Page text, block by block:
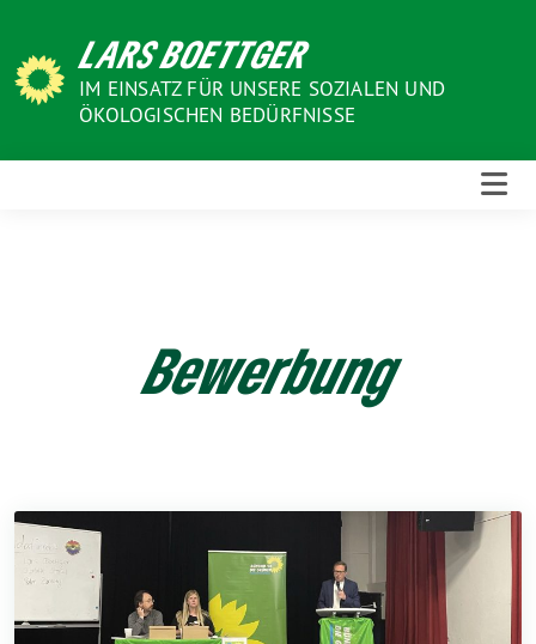
Inhalt
LARS BOETTGER
IM EINSATZ FÜR UNSERE SOZIALEN UND
ÖKOLOGISCHEN BEDÜRFNISSE
Bewerbung